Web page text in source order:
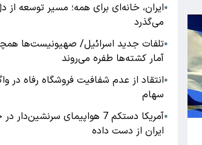
●ایران، خانه‌ای برای همه؛ مسیر توسعه از
می‌گذرد
●تلفات جدید اسرائیل/ صهیونیست‌ها
آمار کشته‌ها طفره می‌روند
●انتقاد از عدم شفافیت فروشگاه رفاه در
سهام
●
آمریکا دستکم 7 هواپیمای
ایران از دست داده